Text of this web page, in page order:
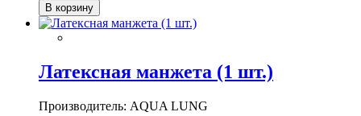
В корзину
Латексная манжета (1 шт.)
Производитель: AQUA LUNG